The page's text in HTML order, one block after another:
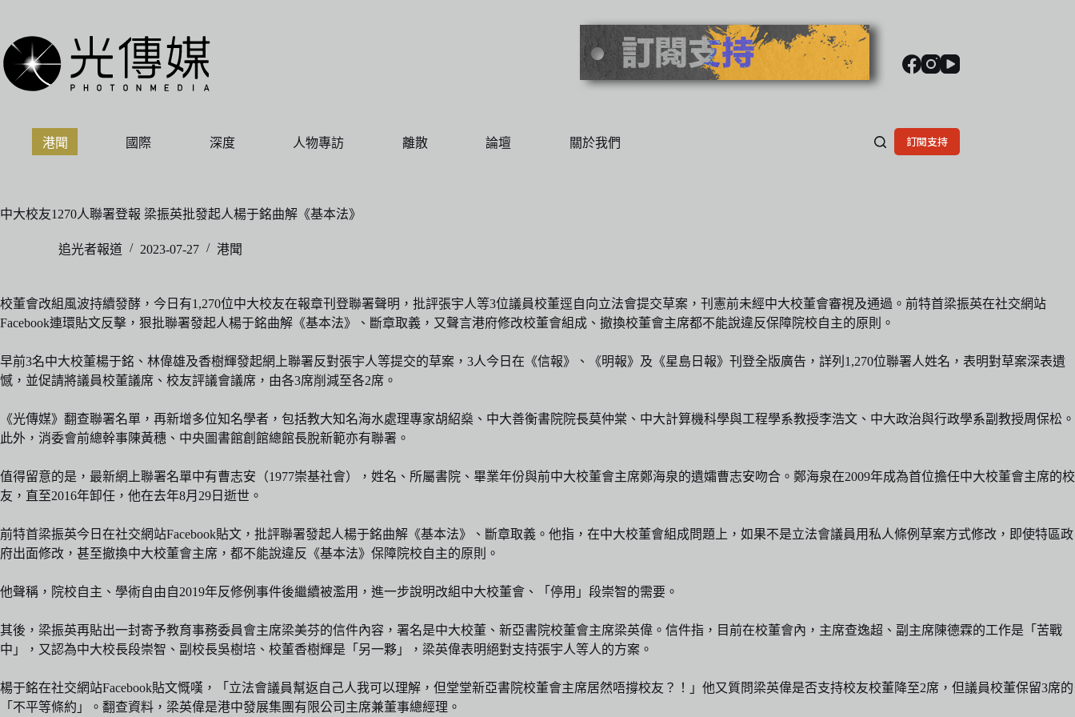
主
要
內
港聞 國際 深度 人物專訪 離散 論壇 關於我們 訂閱支持
中大校友1270人聯署登報 梁振英批發起人楊于銘曲解《基本法》
追光者報道 2023-07-27 港聞
校董會改組風波持續發酵，今日有1,270位中大校友在報章刊登聯署聲明，批評張宇人等3位議員校董逕自向立法會提交草案，刊憲前未經中大校董會審視及通過。前特首梁振英在社交網站
Facebook連環貼文反擊，狠批聯署發起人楊于銘曲解《基本法》、斷章取義，又聲言港府修改校董會組成、撤換校董會主席都不能說違反保障院校自主的原則。
早前3名中大校董楊于銘、林偉雄及香樹輝發起網上聯署反對張宇人等提交的草案，3人今日在《信報》、《明報》及《星島日報》刊登全版廣告，詳列1,270位聯署人姓名，表明對草案深表遺
憾，並促請將議員校董議席、校友評議會議席，由各3席削減至各2席。
《光傳媒》翻查聯署名單，再新增多位知名學者，包括教大知名海水處理專家胡紹燊、中大善衡書院院長莫仲棠、中大計算機科學與工程學系教授李浩文、中大政治與行政學系副教授周保松。
此外，消委會前總幹事陳黃穗、中央圖書館創館總館長脫新範亦有聯署。
值得留意的是，最新網上聯署名單中有曹志安（1977崇基社會），姓名、所屬書院、畢業年份與前中大校董會主席鄭海泉的遺孀曹志安吻合。鄭海泉在2009年成為首位擔任中大校董會主席的校
友，直至2016年卸任，他在去年8月29日逝世。
前特首梁振英今日在社交網站Facebook貼文，批評聯署發起人楊于銘曲解《基本法》、斷章取義。他指，在中大校董會組成問題上，如果不是立法會議員用私人條例草案方式修改，即使特區政
府出面修改，甚至撤換中大校董會主席，都不能說違反《基本法》保障院校自主的原則。
他聲稱，院校自主、學術自由自2019年反修例事件後繼續被濫用，進一步說明改組中大校董會、「停用」段崇智的需要。
其後，梁振英再貼出一封寄予教育事務委員會主席梁美芬的信件內容，署名是中大校董、新亞書院校董會主席梁英偉。信件指，目前在校董會內，主席查逸超、副主席陳德霖的工作是「苦戰
中」，又認為中大校長段崇智、副校長吳樹培、校董香樹輝是「另一夥」，梁英偉表明絕對支持張宇人等人的方案。
楊于銘在社交網站Facebook貼文慨嘆，「立法會議員幫返自己人我可以理解，但堂堂新亞書院校董會主席居然唔撐校友？！」他又質問梁英偉是否支持校友校董降至2席，但議員校董保留3席的
「不平等條約」。翻查資料，梁英偉是港中發展集團有限公司主席兼董事總經理。